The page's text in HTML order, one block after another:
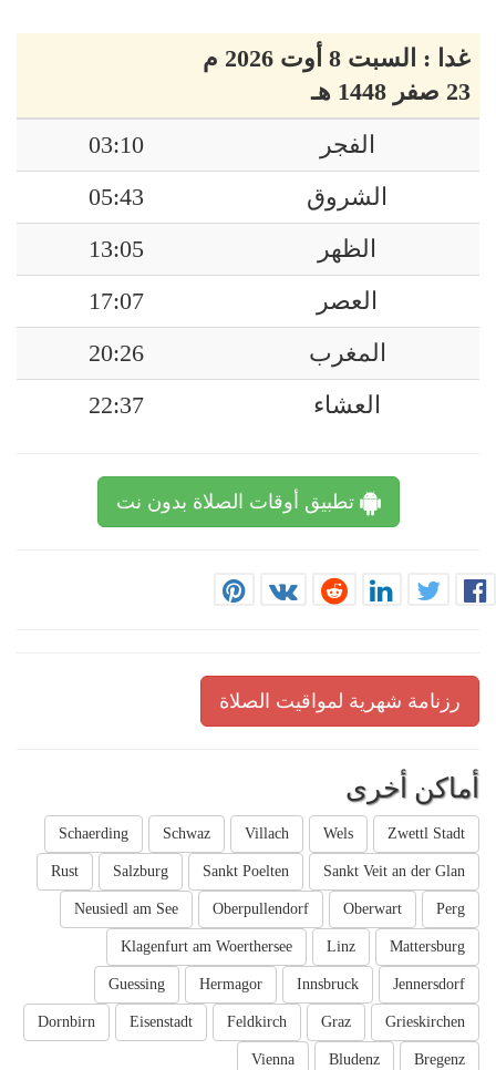
غدا : السبت 8 أوت 2026 م
23 صفر 1448 هـ
الفجر
03:10
الشروق
05:43
الظهر
13:05
العصر
17:07
المغرب
20:26
العشاء
22:37
تطبيق أوقات الصلاة بدون نت
رزنامة شهرية لمواقيت الصلاة
أماكن أخرى
Zwettl Stadt
Wels
Villach
Schwaz
Schaerding
Sankt Veit an der Glan
Sankt Poelten
Salzburg
Rust
Perg
Oberwart
Oberpullendorf
Neusiedl am See
Mattersburg
Linz
Klagenfurt am Woerthersee
Jennersdorf
Innsbruck
Hermagor
Guessing
Grieskirchen
Graz
Feldkirch
Eisenstadt
Dornbirn
Bregenz
Bludenz
Vienna